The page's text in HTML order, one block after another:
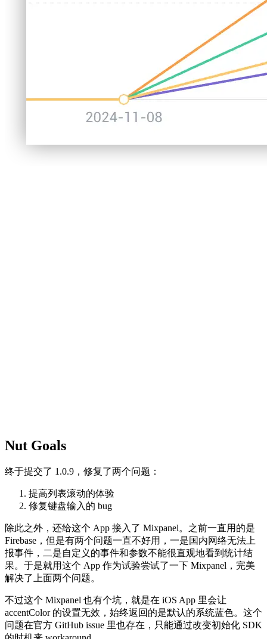
Nut Goals
终于提交了 1.0.9，修复了两个问题：
提高列表滚动的体验
修复键盘输入的 bug
除此之外，还给这个 App 接入了 Mixpanel。之前一直用的是
Firebase，但是有两个问题一直不好用，一是国内网络无法上
报事件，二是自定义的事件和参数不能很直观地看到统计结
果。于是就用这个 App 作为试验尝试了一下 Mixpanel，完美
解决了上面两个问题。
不过这个 Mixpanel 也有个坑，就是在 iOS App 里会让
accentColor 的设置无效，始终返回的是默认的系统蓝色。这个
问题在官方 GitHub issue 里也存在，只能通过改变初始化 SDK